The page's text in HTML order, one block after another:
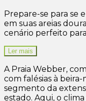
Prepare-se para se
em suas areias
cenário perfeito
Ler mais
A Praia Webber,
com falésias à
segmento da
estado. Aqui, o